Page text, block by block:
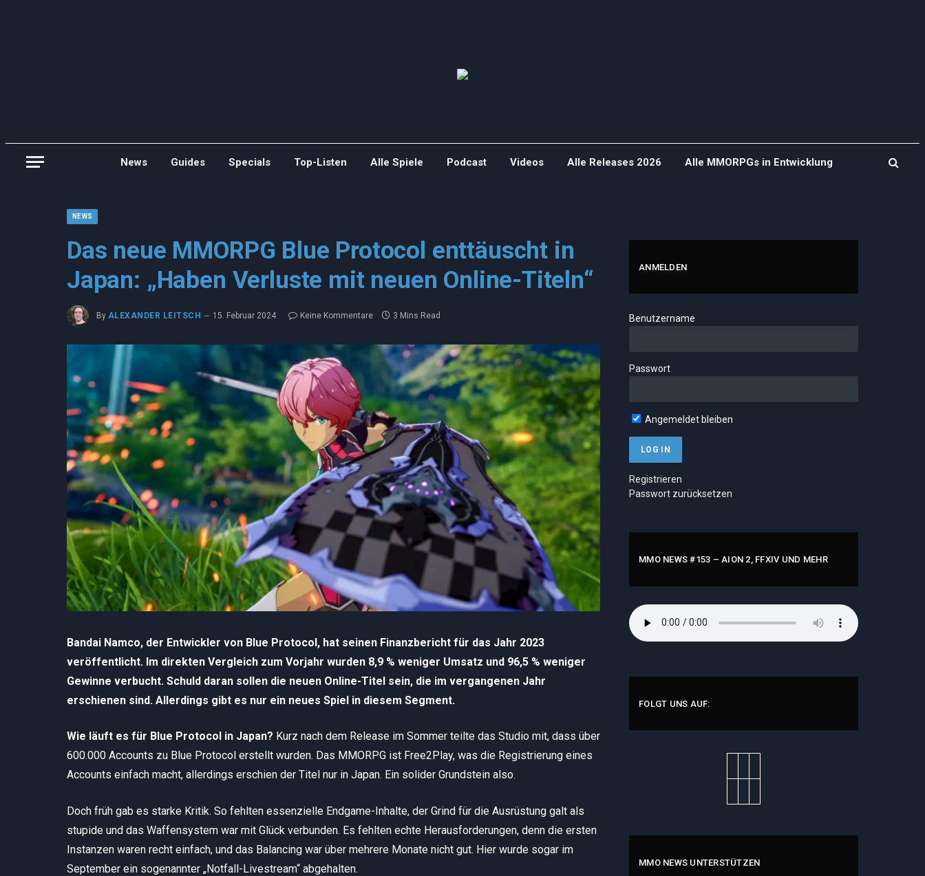
News Guides Specials Top-Listen Alle Spiele Podcast Videos Alle Releases 2026 Alle MMORPGs in Entwicklung
NEWS
Das neue MMORPG Blue Protocol enttäuscht in
Japan: „Haben Verluste mit neuen Online-Titeln“
By ALEXANDER LEITSCH 15. Februar 2024 Keine Kommentare 3 Mins Read
Bandai Namco, der Entwickler von Blue Protocol, hat seinen Finanzbericht für das Jahr 2023
veröffentlicht. Im direkten Vergleich zum Vorjahr wurden 8,9 % weniger Umsatz und 96,5 % weniger
Gewinne verbucht. Schuld daran sollen die neuen Online-Titel sein, die im vergangenen Jahr
erschienen sind. Allerdings gibt es nur ein neues Spiel in diesem Segment.
Wie läuft es für Blue Protocol in Japan? Kurz nach dem Release im Sommer teilte das Studio mit, dass über
600.000 Accounts zu Blue Protocol erstellt wurden. Das MMORPG ist Free2Play, was die Registrierung eines
Accounts einfach macht, allerdings erschien der Titel nur in Japan. Ein solider Grundstein also.
Doch früh gab es starke Kritik. So fehlten essenzielle Endgame-Inhalte, der Grind für die Ausrüstung galt als
stupide und das Waffensystem war mit Glück verbunden. Es fehlten echte Herausforderungen, denn die ersten
Instanzen waren recht einfach, und das Balancing war über mehrere Monate nicht gut. Hier wurde sogar im
September ein sogenannter „Notfall-Livestream“ abgehalten.
ANMELDEN
Benutzername
Passwort
Angemeldet bleiben
Registrieren
Passwort zurücksetzen
MMO NEWS #153 – AION 2, FFXIV UND MEHR
FOLGT UNS AUF:
MMO NEWS UNTERSTÜTZEN